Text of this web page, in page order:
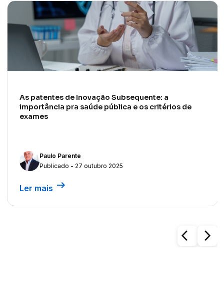
As patentes de Inovação Subsequente: a
importância pra saúde pública e os critérios de
exames
Paulo Parente
Publicado - 27 outubro 2025
Ler mais arrow_right_alt
arrow_back_ios arrow_forward_ios